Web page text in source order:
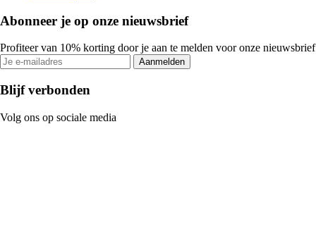
Abonneer je op onze nieuwsbrief
Profiteer van 10% korting door je aan te melden voor onze nieuwsbrief
Aanmelden
Blijf verbonden
Volg ons op sociale media